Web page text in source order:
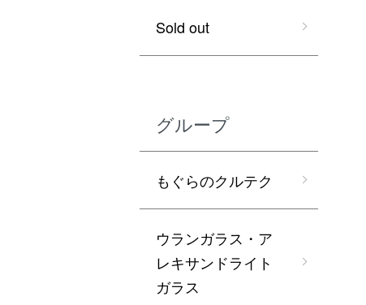
Sold out
グループ
もぐらのクルテク
ウランガラス・ア
レキサンドライト
ガラス